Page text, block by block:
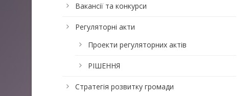
Вакансії та конкурси
Регуляторні акти
Проекти регуляторних актів
РІШЕННЯ
Стратегія розвитку громади